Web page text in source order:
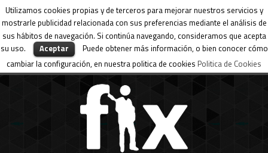
Utilizamos cookies propias y de terceros para mejorar nuestros servicios y
mostrarle publicidad relacionada con sus preferencias mediante el análisis de
sus hábitos de navegación. Si continúa navegando, consideramos que acepta
su uso.
Aceptar
Puede obtener más información, o bien conocer cómo
cambiar la configuración, en nuestra politica de cookies Politica de Cookies